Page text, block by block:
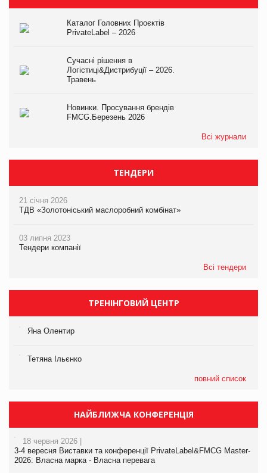
Каталог Головних Проєктів
PrivateLabel – 2026
Сучасні рішення в
Логістиці&Дистрибуції – 2026.
Травень
Новинки. Просування брендів
FMCG.Березень 2026
Всі журнали
ТЕНДЕРИ
21 січня 2026
ТДВ «Золотоніський маслоробний комбінат»
03 липня 2023
Тендери компанії
Всі тендери
ТРЕНІНГОВИЙ ЦЕНТР
Яна Олентир
Тетяна Ільєнко
повний список
НАЙБЛИЖЧА КОНФЕРЕНЦІЯ
18 червня 2026 |
3-4 вересня Виставки та конференції PrivateLabel&FMCG Master-
2026: Власна марка - Власна перевага